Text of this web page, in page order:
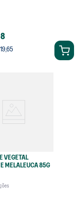
VEGETAL
MELALEUCA 85G